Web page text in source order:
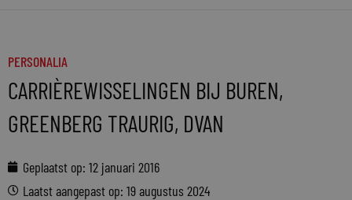
PERSONALIA
CARRIÈREWISSELINGEN BIJ BUREN,
GREENBERG TRAURIG, DVAN
Geplaatst op: 12 januari 2016
Laatst aangepast op: 19 augustus 2024